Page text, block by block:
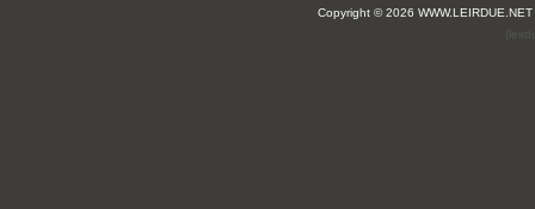
Copyright © 2026